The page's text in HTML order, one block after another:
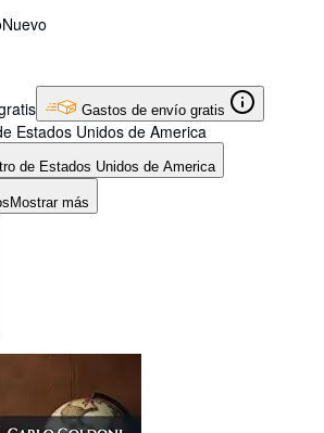
Nuevo
Gastos de envío gratis
Estados Unidos de America
de Estados Unidos de America
Mostrar más